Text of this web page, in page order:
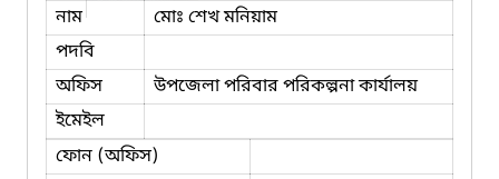
নাম
মোঃ শেখ মনিয়াম
পদবি
অফিস
উপজেলা পরিবার পরিকল্পনা কার্যালয়
ইমেইল
ফোন (অফিস)